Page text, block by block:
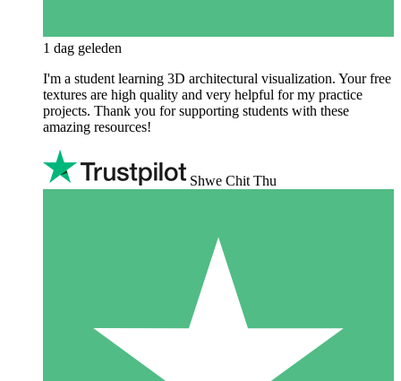
1 dag geleden
I'm a student learning 3D architectural visualization. Your free
textures are high quality and very helpful for my practice
projects. Thank you for supporting students with these
amazing resources!
Shwe Chit Thu